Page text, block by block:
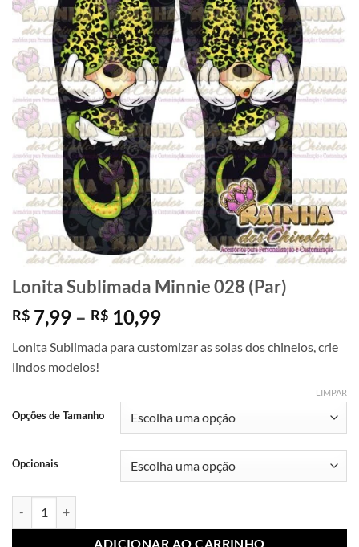
Lonita Sublimada Minnie 028 (Par)
R$ 7,99 – R$ 10,99Faixa
preço:
R$ 10,99
Lonita Sublimada para customizar as solas dos chinelos, crie
lindos modelos!
Opções de Tamanho
Opcionais
LIMPAR
ADICIONAR AO CARRINHO